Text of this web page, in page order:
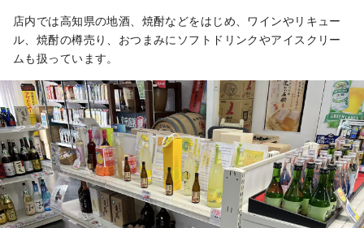
店内では高知県の地酒、焼酎などをはじめ、ワインやリキュー
ル、焼酎の樽売り、おつまみにソフトドリンクやアイスクリー
ムも扱っています。